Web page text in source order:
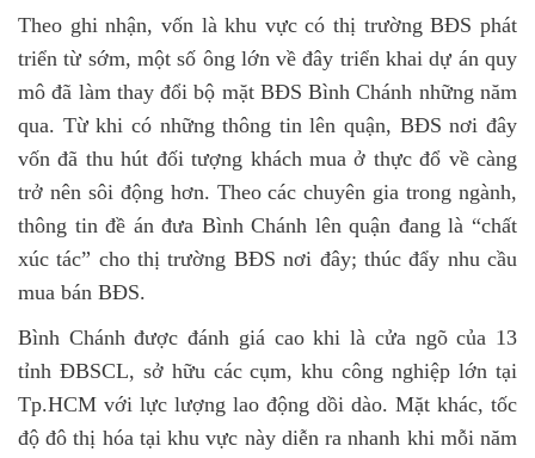
Theo ghi nhận, vốn là khu vực có thị trường BĐS phát
triển từ sớm, một số ông lớn về đây triển khai dự án quy
mô đã làm thay đổi bộ mặt BĐS Bình Chánh những năm
qua. Từ khi có những thông tin lên quận, BĐS nơi đây
vốn đã thu hút đối tượng khách mua ở thực đổ về càng
trở nên sôi động hơn. Theo các chuyên gia trong ngành,
thông tin đề án đưa Bình Chánh lên quận đang là “chất
xúc tác” cho thị trường BĐS nơi đây; thúc đẩy nhu cầu
mua bán BĐS.
Bình Chánh được đánh giá cao khi là cửa ngõ của 13
tỉnh ĐBSCL, sở hữu các cụm, khu công nghiệp lớn tại
Tp.HCM với lực lượng lao động dồi dào. Mặt khác, tốc
độ đô thị hóa tại khu vực này diễn ra nhanh khi mỗi năm